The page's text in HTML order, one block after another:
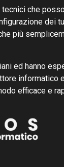
tecnici che
dei
più
ed hanno
informatico
efficace e